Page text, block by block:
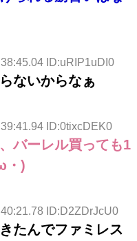
ID:uRIP1uDI0
ないからなぁ
ID:0tixcDEK0
バーレル買っても1
・)
ID:D2ZDrJcU0
たんでファミレス